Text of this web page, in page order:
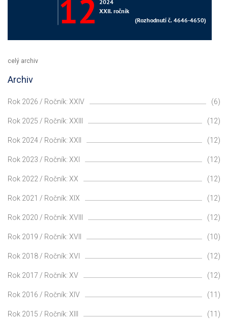
celý archiv
Archiv
Rok 2026 / Ročník: XXIV (6)
Rok 2025 / Ročník: XXIII (12)
Rok 2024 / Ročník: XXII (12)
Rok 2023 / Ročník: XXI (12)
Rok 2022 / Ročník: XX (12)
Rok 2021 / Ročník: XIX (12)
Rok 2020 / Ročník: XVIII (12)
Rok 2019 / Ročník: XVII (10)
Rok 2018 / Ročník: XVI (12)
Rok 2017 / Ročník: XV (12)
Rok 2016 / Ročník: XIV (11)
Rok 2015 / Ročník: XIII (11)